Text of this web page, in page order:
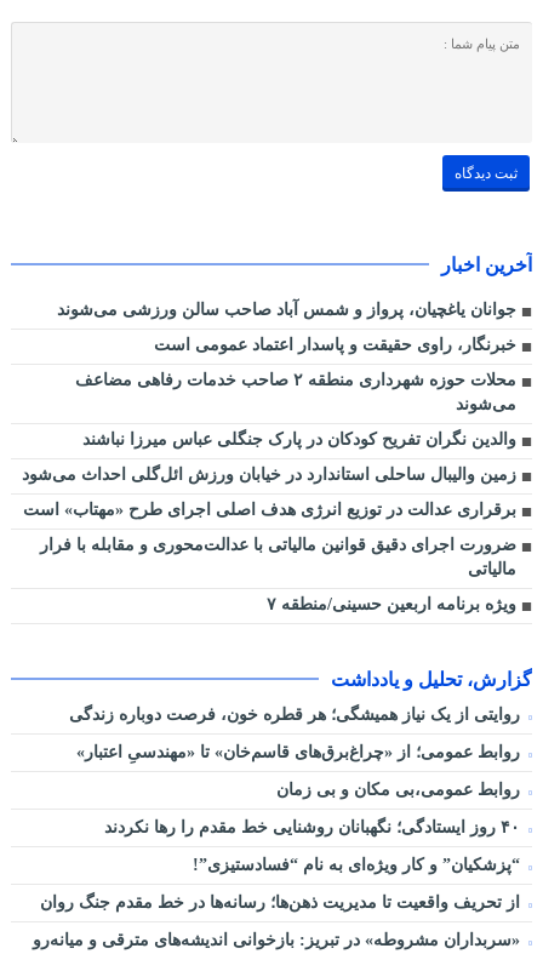
آخرین اخبار
جوانان یاغچیان، پرواز و شمس آباد صاحب سالن ورزشی می‌شوند
خبرنگار، راوی حقیقت و پاسدار اعتماد عمومی است
محلات حوزه شهرداری منطقه ۲ صاحب خدمات رفاهی مضاعف
می‌شوند
والدین نگران تفریح کودکان در پارک جنگلی عباس میرزا نباشند
زمین والیبال ساحلی استاندارد در خیابان ورزش ائل‌گلی احداث می‌شود
برقراری عدالت در توزیع انرژی هدف اصلی اجرای طرح «مهتاب» است
ضرورت اجرای دقیق قوانین مالیاتی با عدالت‌محوری و مقابله با فرار
مالیاتی
ویژه برنامه اربعین حسینی/منطقه ۷
گزارش، تحلیل و یادداشت
روایتی از یک نیاز همیشگی؛ هر قطره خون، فرصت دوباره زندگی
روابط عمومی؛ از «چراغ‌برق‌های قاسم‌خان» تا «مهندسیِ اعتبار»
روابط عمومی،بی مکان و بی زمان
“پزشکیان” و کار ویژه‌ای به نام “فسادستیزی”!
از تحریف واقعیت تا مدیریت ذهن‌ها؛ رسانه‌ها در خط مقدم جنگ روان
«سربداران مشروطه» در تبریز: بازخوانی اندیشه‌های مترقی و میانه‌رو